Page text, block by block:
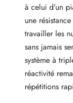
à celui d’un
une
travailler les
sans jamais
système à
réactivité
répétitions